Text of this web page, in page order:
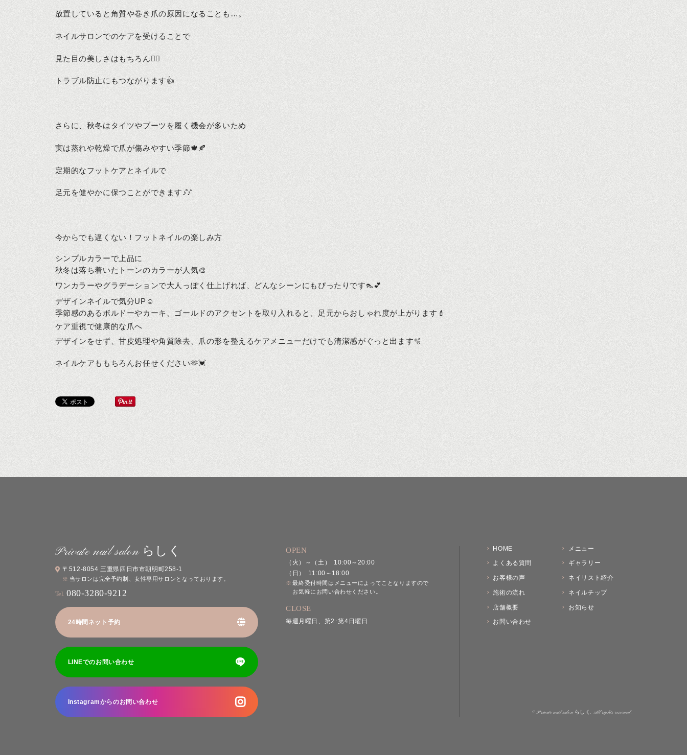
放置していると角質や巻き爪の原因になることも…。
ネイルサロンでのケアを受けることで
見た目の美しさはもちろん🙆‍♀️
トラブル防止にもつながります👍
さらに、秋冬はタイツやブーツを履く機会が多いため
実は蒸れや乾燥で爪が傷みやすい季節🍁🍂
定期的なフットケアとネイルで
足元を健やかに保つことができます♪̊̈♪̆̈
今からでも遅くない！フットネイルの楽しみ方
シンプルカラーで上品に
秋冬は落ち着いたトーンのカラーが人気🎨
ワンカラーやグラデーションで大人っぽく仕上げれば、どんなシーンにもぴったりです👠💕
デザインネイルで気分UP☺️
季節感のあるボルドーやカーキ、ゴールドのアクセントを取り入れると、足元からおしゃれ度が上がります💄
ケア重視で健康的な爪へ
デザインをせず、甘皮処理や角質除去、爪の形を整えるケアメニューだけでも清潔感がぐっと出ます🫧
ネイルケアももちろんお任せください🫶💓
Private nail salon らしく
〒512-8054 三重県四日市市朝明町258-1
当サロンは完全予約制、女性専用サロンとなっております。
Tel. 080-3280-9212
24時間ネット予約
LINEでのお問い合わせ
Instagramからのお問い合わせ
OPEN
（火）～（土）
10:00～20:00
（日）
11:00～18:00
最終受付時間はメニューによってことなりますので
お気軽にお問い合わせください。
CLOSE
毎週月曜日、第2･第4日曜日
HOME メニュー
よくある質問 ギャラリー
お客様の声 ネイリスト紹介
施術の流れ ネイルチップ
店舗概要 お知らせ
お問い合わせ
© Private nail salon らしく. All rights reserved.